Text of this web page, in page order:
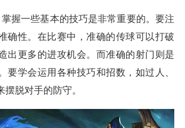
握一些基本的技巧是非常重要的。要注
确性。在比赛中，准确的传球可以打破
出更多的进攻机会。而准确的射门则是
要学会运用各种技巧和招数，如过人、
脱对手的防守。